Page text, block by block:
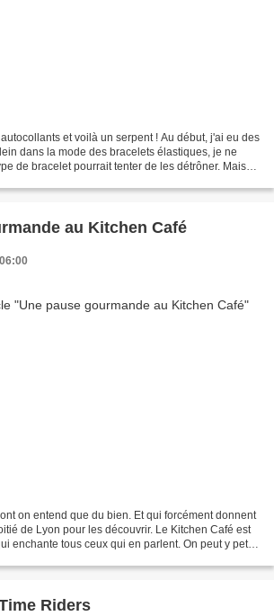
et voilà un serpent ! Au début, j'ai eu des
dans la mode des bracelets élastiques, je ne
de bracelet pourrait tenter de les détrôner. Mais
au Kitchen Café
on entend que du bien. Et qui forcément donnent
de Lyon pour les découvrir. Le Kitchen Café est
enchante tous ceux qui en parlent. On peut y petit-
Riders